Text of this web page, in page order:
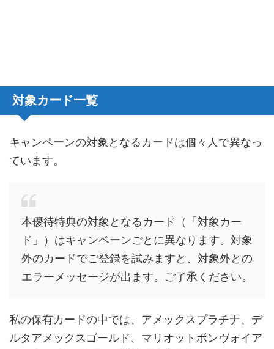
対象カード一覧
キャンペーンの対象となるカードは個々人で異なっ
ています。
本優待特典の対象となるカード（「対象カー
ド」）はキャンペーンごとに異なります。対象
外のカードでご登録を試みますと、対象外との
エラーメッセージが出ます。ご了承ください。
私の保有カードの中では、アメックスプラチナ、デ
ルタアメックスゴールド、マリオットボンヴォイア